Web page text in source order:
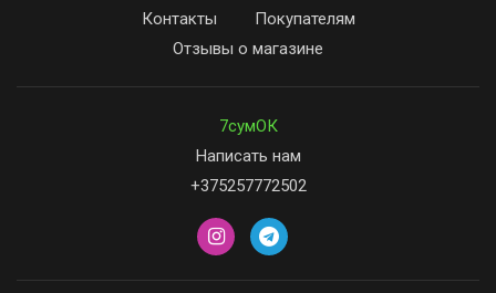
Контакты
Покупателям
Отзывы о магазине
7сумОК
Написать нам
+375257772502